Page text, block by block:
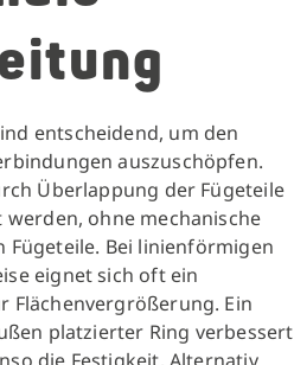
entscheidend, um den
auszuschöpfen.
Überlappung der Fügeteile
ohne mechanische
Fügeteile. Bei linienförmigen
eignet sich oft ein
Flächenvergrößerung. Ein
platzierter Ring verbessert
die Festigkeit. Alternativ